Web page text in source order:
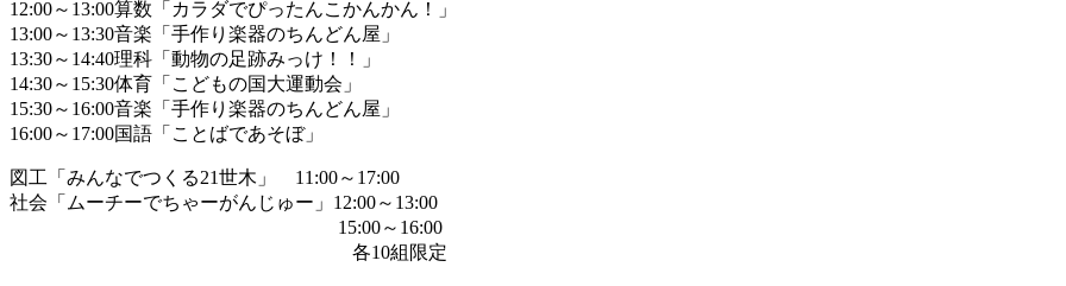
12:00～13:00算数「カラダでぴったんこかんかん！」
13:00～13:30音楽「手作り楽器のちんどん屋」
13:30～14:40理科「動物の足跡みっけ！！」
14:30～15:30体育「こどもの国大運動会」
15:30～16:00音楽「手作り楽器のちんどん屋」
16:00～17:00国語「ことばであそぼ」
図工「みんなでつくる21世木」 11:00～17:00
社会「ムーチーでちゃーがんじゅー」12:00～13:00
15:00～16:00
各10組限定